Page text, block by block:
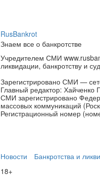
RusBankrot
Знаем все о банкротстве
Учредителем СМИ
ликвидации, банкротству и
Зарегистрировано СМИ —
Главный редактор: Хайченко
СМИ зарегистрировано
массовых коммуникаций
Регистрационный номер
Новости Банкротства и
18+